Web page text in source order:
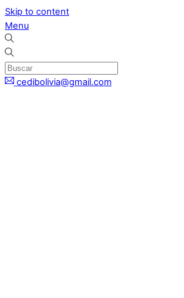
Skip to content
Menu
cedibolivia@gmail.com